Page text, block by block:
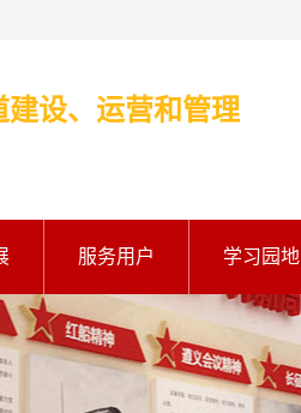
建设、运营和管理
服务用户 学习园地